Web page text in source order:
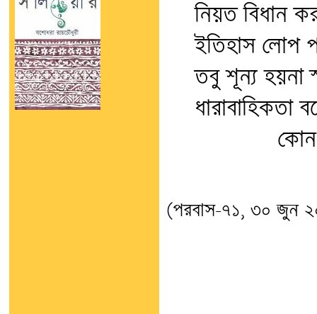
নিয়ত বিধান
ইতিহাস লোপ
তবু শূন্য হয়না
ধারাবাহিকতা
কোন নদী
(পরবাস-৭১, ৩০ জুন